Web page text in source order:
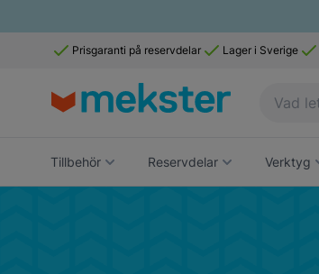
Prisgaranti på reservdelar Lager i Sverige
Tillbehör Reservdelar Verktyg